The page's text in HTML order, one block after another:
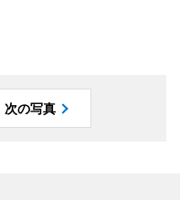
次の写真